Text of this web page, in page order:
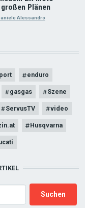
Plänen
Alessandro
enduro
gasgas Szene
ServusTV video
Husqvarna